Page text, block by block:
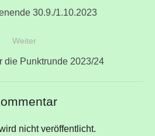
30.9./1.10.2023
Weiter
die Punktrunde 2023/24
nicht veröffentlicht.